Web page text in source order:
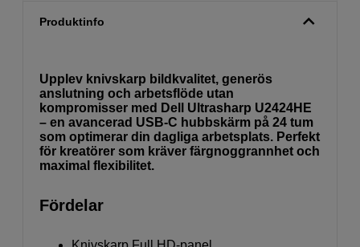
Produktinfo
Upplev knivskarp bildkvalitet, generös
anslutning och arbetsflöde utan
kompromisser med Dell Ultrasharp U2424HE
– en avancerad USB-C hubbskärm på 24 tum
som optimerar din dagliga arbetsplats. Perfekt
för kreatörer som kräver färgnoggrannhet och
maximal flexibilitet.
Fördelar